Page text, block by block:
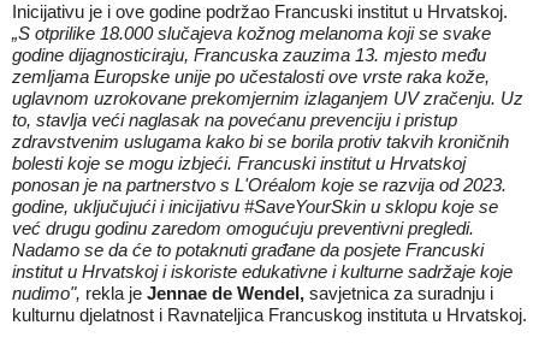
Inicijativu je i ove godine podržao Francuski institut u Hrvatskoj.
„S otprilike 18.000 slučajeva kožnog melanoma koji se svake
godine dijagnosticiraju, Francuska zauzima 13. mjesto među
zemljama Europske unije po učestalosti ove vrste raka kože,
uglavnom uzrokovane prekomjernim izlaganjem UV zračenju. Uz
to, stavlja veći naglasak na povećanu prevenciju i pristup
zdravstvenim uslugama kako bi se borila protiv takvih kroničnih
bolesti koje se mogu izbjeći. Francuski institut u Hrvatskoj
ponosan je na partnerstvo s L'Oréalom koje se razvija od 2023.
godine, uključujući i inicijativu #SaveYourSkin u sklopu koje se
već drugu godinu zaredom omogućuju preventivni pregledi.
Nadamo se da će to potaknuti građane da posjete Francuski
institut u Hrvatskoj i iskoriste edukativne i kulturne sadržaje koje
nudimo", rekla je Jennae de Wendel, savjetnica za suradnju i
kulturnu djelatnost i Ravnateljica Francuskog instituta u Hrvatskoj.